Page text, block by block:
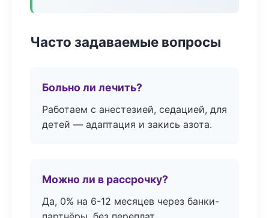
Часто задаваемые вопросы
Больно ли лечить?
Работаем с анестезией, седацией, для
детей — адаптация и закись азота.
Можно ли в рассрочку?
Да, 0% на 6-12 месяцев через банки-